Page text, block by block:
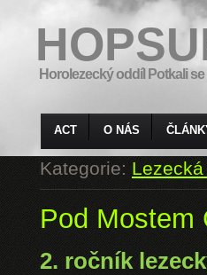
Horolezecký oddíl Potkali
ACT O NÁS
Kategorie:
Pod Mostem
2. ročník